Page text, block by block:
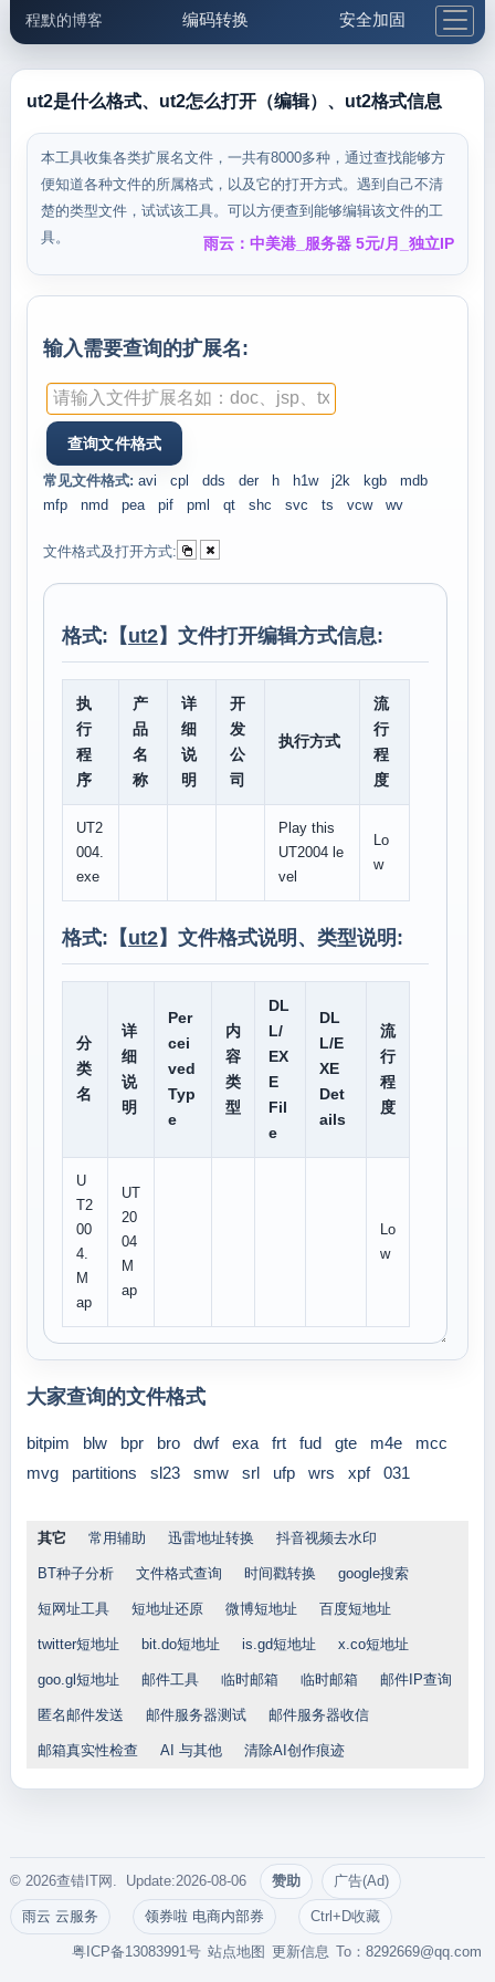
程默的博客 编码转换 安全加固
邮件工具 生活便民 更多工具
5.1支付宝大红包
ut2是什么格式、ut2怎么打开（编辑）、ut2格式信息
本工具收集各类扩展名文件，一共有8000多种，通过查找能够方
便知道各种文件的所属格式，以及它的打开方式。遇到自己不清
楚的类型文件，试试该工具。可以方便查到能够编辑该文件的工
具。
雨云：中美港_服务器 5元/月_独立IP
输入需要查询的扩展名:
常见文件格式: avi cpl dds der h h1w j2k kgb
mdb
mfp
nmd pea pif pml qt shc svc ts vcw wv
文件格式及打开方式:
格式:【ut2】文件打开编辑方式信息:
执
行
程
序
产
品
名
称
详
细
说
明
开
发
公
司
执行方式
流
行
程
度
UT2
004.
exe
Play this
UT2004 le
vel
Lo
w
格式:【ut2】文件格式说明、类型说明:
分
类
名
详
细
说
明
Per
cei
ved
Typ
e
内
容
类
型
DL
L/
EX
E
Fil
e
DL
L/E
XE
Det
ails
流
行
程
度
U
T2
00
4.
M
ap
UT
20
04
M
ap
Lo
w
大家查询的文件格式
bitpim blw bpr bro dwf exa frt fud gte m4e
mcc
mvg
partitions sl23 smw srl ufp wrs xpf 031
其它 常用辅助 迅雷地址转换 抖音视频去水印
BT种子分析 文件格式查询 时间戳转换 google搜索
短网址工具 短地址还原 微博短地址 百度短地址
twitter短地址 bit.do短地址 is.gd短地址 x.co短地址
goo.gl短地址 邮件工具 临时邮箱 临时邮箱 邮件IP查询
匿名邮件发送 邮件服务器测试 邮件服务器收信
邮箱真实性检查 AI 与其他 清除AI创作痕迹
© 2026查错IT网. Update:2026-08-06 赞助 广告(Ad)
雨云 云服务 领券啦 电商内部券 Ctrl+D收藏
To：8292669@qq.com
更新信息
站点地图
粤ICP备13083991号